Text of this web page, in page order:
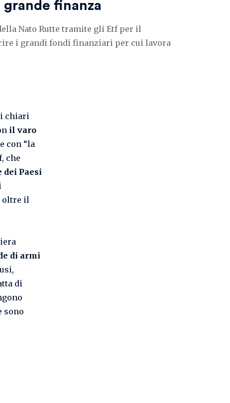
finanza
Nato Rutte tramite gli Etf per il
i grandi fondi finanziari per cui lavora
chiari
il varo
con “la
che
Paesi
oltre il
di armi
di
sono